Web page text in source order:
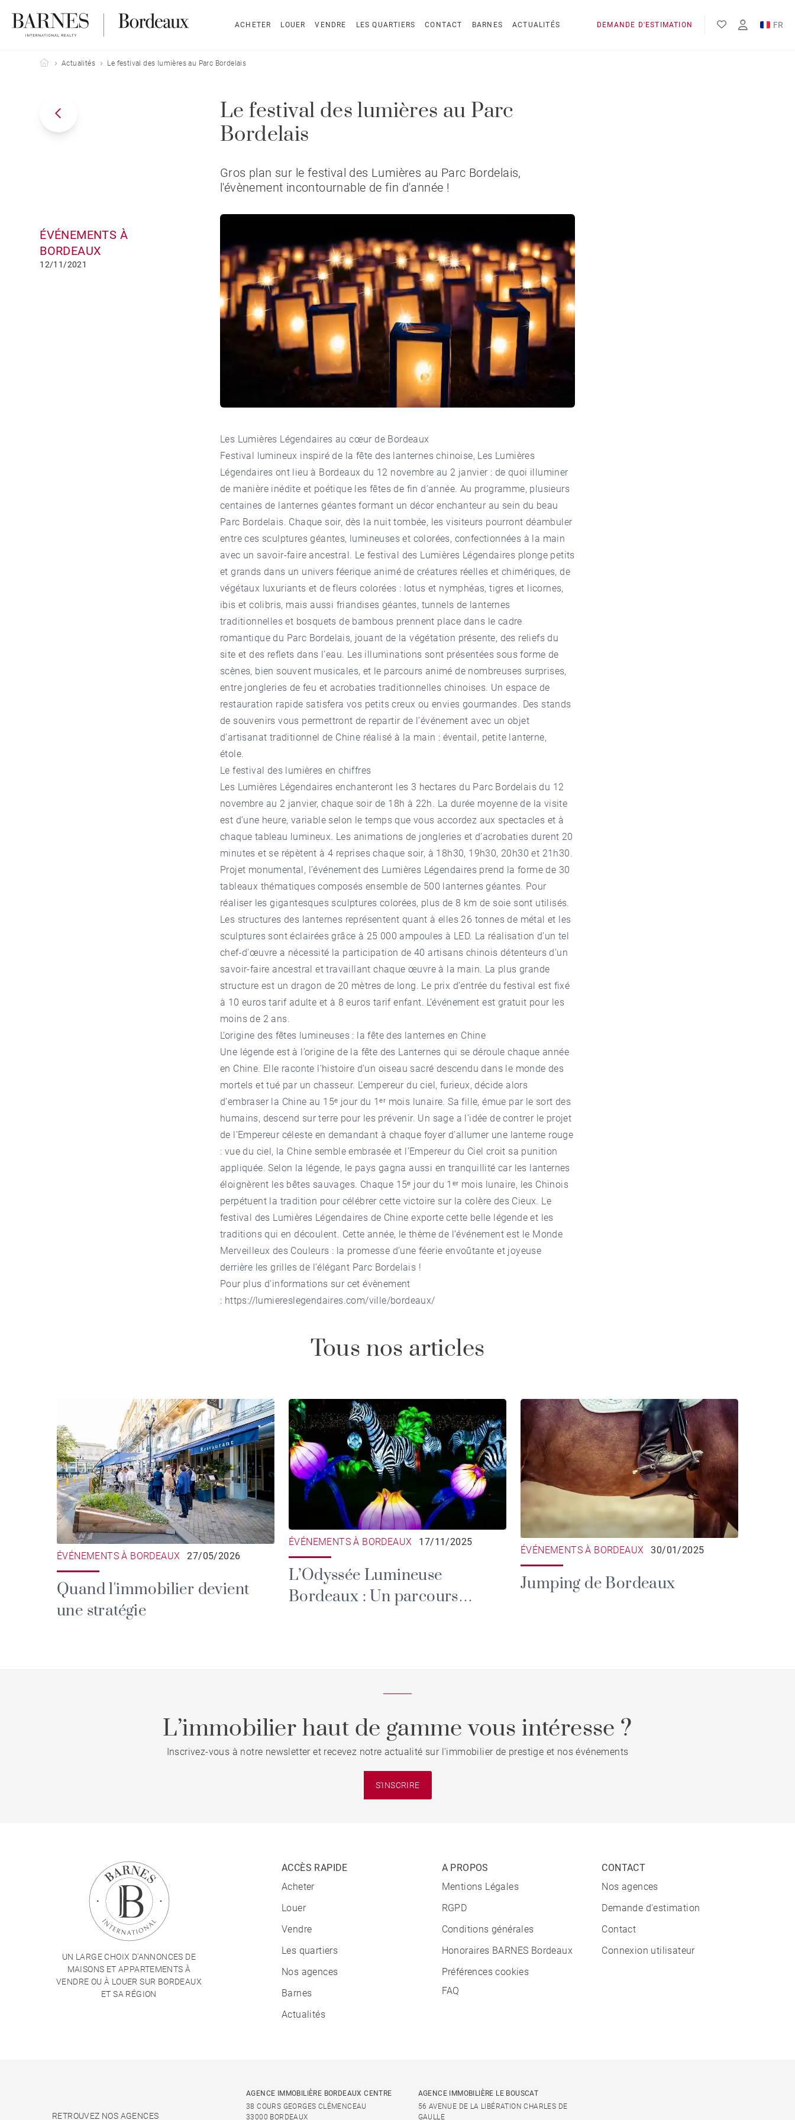
ACHETER LOUER VENDRE LES QUARTIERS CONTACT BARNES ACTUALITÉS DEMANDE D'ESTIMATION
FR
Barnes Bordeaux
Actualités Le festival des lumières au Parc Bordelais
ÉVÉNEMENTS À
BORDEAUX
12/11/2021
Le festival des lumières au Parc
Bordelais
Gros plan sur le festival des Lumières au Parc Bordelais,
l'évènement incontournable de fin d'année !
Les Lumières Légendaires au cœur de Bordeaux
Festival lumineux inspiré de la fête des lanternes chinoise, Les Lumières
Légendaires ont lieu à Bordeaux du 12 novembre au 2 janvier : de quoi illuminer
de manière inédite et poétique les fêtes de fin d’année. Au programme, plusieurs
centaines de lanternes géantes formant un décor enchanteur au sein du beau
Parc Bordelais. Chaque soir, dès la nuit tombée, les visiteurs pourront déambuler
entre ces sculptures géantes, lumineuses et colorées, confectionnées à la main
avec un savoir-faire ancestral. Le festival des Lumières Légendaires plonge petits
et grands dans un univers féerique animé de créatures réelles et chimériques, de
végétaux luxuriants et de fleurs colorées : lotus et nymphéas, tigres et licornes,
ibis et colibris, mais aussi friandises géantes, tunnels de lanternes
traditionnelles et bosquets de bambous prennent place dans le cadre
romantique du Parc Bordelais, jouant de la végétation présente, des reliefs du
site et des reflets dans l’eau. Les illuminations sont présentées sous forme de
scènes, bien souvent musicales, et le parcours animé de nombreuses surprises,
entre jongleries de feu et acrobaties traditionnelles chinoises. Un espace de
restauration rapide satisfera vos petits creux ou envies gourmandes. Des stands
de souvenirs vous permettront de repartir de l’événement avec un objet
d’artisanat traditionnel de Chine réalisé à la main : éventail, petite lanterne,
étole.
Le festival des lumières en chiffres
Les Lumières Légendaires enchanteront les 3 hectares du Parc Bordelais du 12
novembre au 2 janvier, chaque soir de 18h à 22h. La durée moyenne de la visite
est d’une heure, variable selon le temps que vous accordez aux spectacles et à
chaque tableau lumineux. Les animations de jongleries et d’acrobaties durent 20
minutes et se répètent à 4 reprises chaque soir, à 18h30, 19h30, 20h30 et 21h30.
Projet monumental, l’événement des Lumières Légendaires prend la forme de 30
tableaux thématiques composés ensemble de 500 lanternes géantes. Pour
réaliser les gigantesques sculptures colorées, plus de 8 km de soie sont utilisés.
Les structures des lanternes représentent quant à elles 26 tonnes de métal et les
sculptures sont éclairées grâce à 25 000 ampoules à LED. La réalisation d’un tel
chef-d'œuvre a nécessité la participation de 40 artisans chinois détenteurs d’un
savoir-faire ancestral et travaillant chaque œuvre à la main. La plus grande
structure est un dragon de 20 mètres de long. Le prix d’entrée du festival est fixé
à 10 euros tarif adulte et à 8 euros tarif enfant. L’événement est gratuit pour les
moins de 2 ans.
L’origine des fêtes lumineuses : la fête des lanternes en Chine
Une légende est à l’origine de la fête des Lanternes qui se déroule chaque année
en Chine. Elle raconte l’histoire d’un oiseau sacré descendu dans le monde des
mortels et tué par un chasseur. L’empereur du ciel, furieux, décide alors
d’embraser la Chine au 15ᵉ jour du 1ᵉʳ mois lunaire. Sa fille, émue par le sort des
humains, descend sur terre pour les prévenir. Un sage a l’idée de contrer le projet
de l’Empereur céleste en demandant à chaque foyer d’allumer une lanterne rouge
: vue du ciel, la Chine semble embrasée et l’Empereur du Ciel croit sa punition
appliquée. Selon la légende, le pays gagna aussi en tranquillité car les lanternes
éloignèrent les bêtes sauvages. Chaque 15ᵉ jour du 1ᵉʳ mois lunaire, les Chinois
perpétuent la tradition pour célébrer cette victoire sur la colère des Cieux. Le
festival des Lumières Légendaires de Chine exporte cette belle légende et les
traditions qui en découlent. Cette année, le thème de l’événement est le Monde
Merveilleux des Couleurs : la promesse d’une féerie envoûtante et joyeuse
derrière les grilles de l’élégant Parc Bordelais !
Pour plus d'informations sur cet évènement
: https://lumiereslegendaires.com/ville/bordeaux/
Tous nos articles
ÉVÉNEMENTS À BORDEAUX 27/05/2026
Quand l'immobilier devient
une stratégie
ÉVÉNEMENTS À BORDEAUX 17/11/2025
L’Odyssée Lumineuse
Bordeaux : Un parcours
ÉVÉNEMENTS À BORDEAUX 30/01/2025
Jumping de Bordeaux
L’immobilier haut de gamme vous intéresse ?
Inscrivez-vous à notre newsletter et recevez notre actualité sur l'immobilier de prestige et nos événements
S'INSCRIRE
UN LARGE CHOIX D'ANNONCES DE
MAISONS ET APPARTEMENTS À
VENDRE OU À LOUER SUR BORDEAUX
ET SA RÉGION
ACCÈS RAPIDE
Acheter
Louer
Vendre
Les quartiers
Nos agences
Barnes
Actualités
A PROPOS
Mentions Légales
RGPD
Conditions générales
Honoraires BARNES Bordeaux
Préférences cookies
FAQ
CONTACT
Nos agences
Demande d'estimation
Contact
Connexion utilisateur
RETROUVEZ NOS AGENCES
AGENCE IMMOBILIÈRE BORDEAUX CENTRE
38 COURS GEORGES CLÉMENCEAU
33000 BORDEAUX
AGENCE IMMOBILIÈRE LE BOUSCAT
56 AVENUE DE LA LIBÉRATION CHARLES DE
GAULLE